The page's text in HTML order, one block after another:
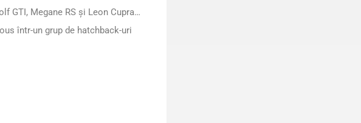
GTI, Megane RS și Leon Cupra…
într-un grup de hatchback-uri